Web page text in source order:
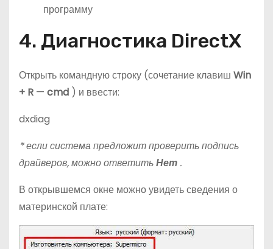
программу
4. Диагностика DirectX
Открыть командную строку (сочетание клавиш Win
+ R — cmd ) и ввести:
dxdiag
* если система предложит проверить подпись
драйверов, можно ответитьНет .
В открывшемся окне можно увидеть сведения о
материнской плате: